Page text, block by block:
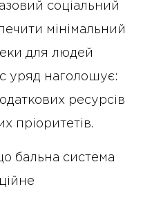
соціальний
мінімальний
для людей
уряд наголошує:
ресурсів
пріоритетів.
бальна система